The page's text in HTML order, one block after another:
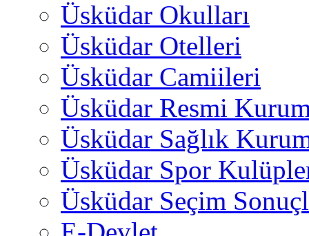
Üsküdar Okulları
Üsküdar Otelleri
Üsküdar Camiileri
Üsküdar Resmi
Üsküdar Sağlık
Üsküdar Spor
Üsküdar Seçim